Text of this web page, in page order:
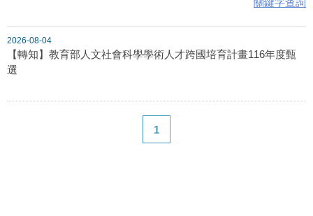
2026-08-04
【轉知】教育部人文社會科學學術人才跨國培育計畫116年度甄
選
1